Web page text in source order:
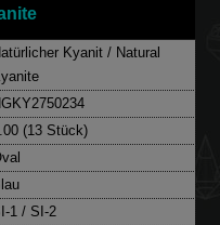
Kyanit / Natural
(13 Stück)
1 / SI-2